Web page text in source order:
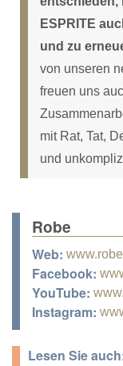
ESPRITE
und zu
von unseren
freuen uns
mit Rat, Tat,
und
Robe
Web:
Facebook:
YouTube:
Instagram:
Lesen Sie